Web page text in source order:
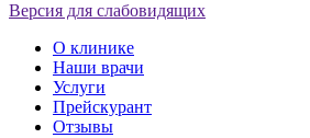
Версия для слабовидящих
О клинике
Наши врачи
Услуги
Прейскурант
Отзывы